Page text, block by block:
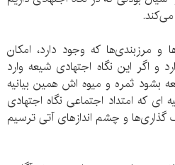
می‌کند.
و مرزبندی‌ها که وجود دارد، امکان
و اگر این نگاه اجتهادی شیعه وارد
بشود ثمره و میوه اش همین بیانیه
ای که امتداد اجتماعی نگاه اجتهادی
و چشم اندازهای آتی ترسیم